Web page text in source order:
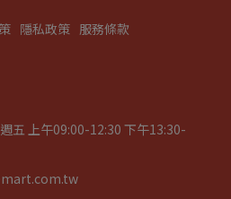
隱私政策 服務條款
五 上午09:00-12:30 下午13:30-